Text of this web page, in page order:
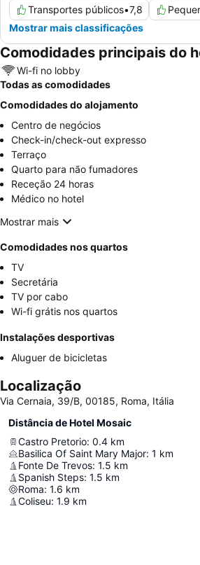
Transportes públicos•7,8
Mostrar mais classificações
Comodidades principais do
Wi-fi no lobby
Todas as comodidades
Comodidades do alojamento
Centro de negócios
Check-in/check-out expresso
Terraço
Quarto para não fumadores
Receção 24 horas
Médico no hotel
Mostrar mais
Comodidades nos quartos
TV
Secretária
TV por cabo
Wi-fi grátis nos quartos
Instalações desportivas
Aluguer de bicicletas
Localização
Via Cernaia, 39/B, 00185, Roma, Itália
Distância de Hotel Mosaic
Castro Pretorio: 0.4 km
Basilica Of Saint Mary Major: 1 km
Fonte De Trevos: 1.5 km
Spanish Steps: 1.5 km
Roma: 1.6 km
Coliseu: 1.9 km